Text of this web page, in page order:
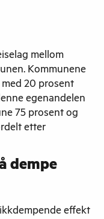
mellom
Kommunene
20 prosent
egenandelen
75 prosent og
etter
dempe
effekt